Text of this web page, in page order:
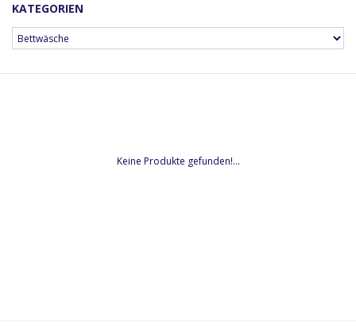
KATEGORIEN
Keine Produkte gefunden!...